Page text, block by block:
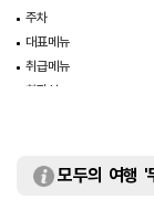
주차
대표메뉴
취급메뉴
화장실
모두의 여행 '